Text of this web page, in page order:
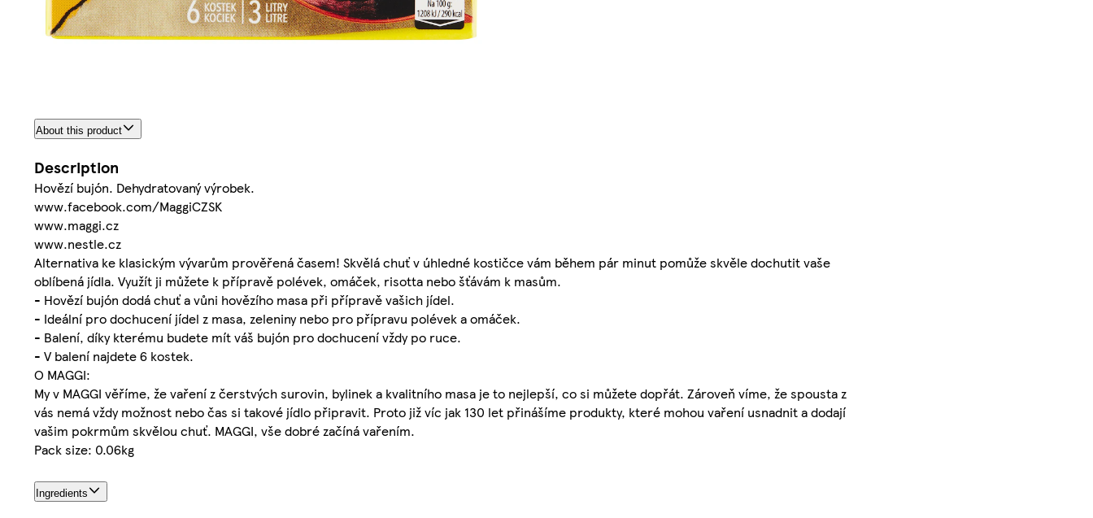
About this product
Description
Hovězí bujón. Dehydratovaný výrobek.
www.facebook.com/MaggiCZSK
www.maggi.cz
www.nestle.cz
Alternativa ke klasickým vývarům prověřená časem! Skvělá chuť v úhledné kostičce vám během pár minut pomůže skvěle dochutit vaše
oblíbená jídla. Využít ji můžete k přípravě polévek, omáček, risotta nebo šťávám k masům.
- Hovězí bujón dodá chuť a vůni hovězího masa při přípravě vašich jídel.
- Ideální pro dochucení jídel z masa, zeleniny nebo pro přípravu polévek a omáček.
- Balení, díky kterému budete mít váš bujón pro dochucení vždy po ruce.
- V balení najdete 6 kostek.
O MAGGI:
My v MAGGI věříme, že vaření z čerstvých surovin, bylinek a kvalitního masa je to nejlepší, co si můžete dopřát. Zároveň víme, že spousta z
vás nemá vždy možnost nebo čas si takové jídlo připravit. Proto již víc jak 130 let přinášíme produkty, které mohou vaření usnadnit a dodají
vašim pokrmům skvělou chuť. MAGGI, vše dobré začíná vařením.
Pack size: 0.06kg
Ingredients